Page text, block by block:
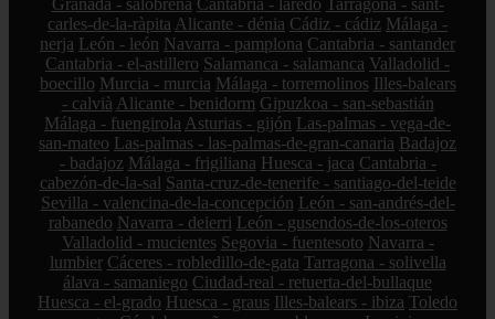
Granada - salobreña Cantabria - laredo Tarragona - sant-
carles-de-la-ràpita Alicante - dénia Cádiz - cádiz Málaga -
nerja León - león Navarra - pamplona Cantabria - santander
Cantabria - el-astillero Salamanca - salamanca Valladolid -
boecillo Murcia - murcia Málaga - torremolinos Illes-balears
- calvià Alicante - benidorm Gipuzkoa - san-sebastián
Málaga - fuengirola Asturias - gijón Las-palmas - vega-de-
san-mateo Las-palmas - las-palmas-de-gran-canaria Badajoz
- badajoz Málaga - frigiliana Huesca - jaca Cantabria -
cabezón-de-la-sal Santa-cruz-de-tenerife - santiago-del-teide
Sevilla - valencina-de-la-concepción León - san-andrés-del-
rabanedo Navarra - deierri León - gusendos-de-los-oteros
Valladolid - mucientes Segovia - fuentesoto Navarra -
lumbier Cáceres - robledillo-de-gata Tarragona - solivella
álava - samaniego Ciudad-real - retuerta-del-bullaque
Huesca - el-grado Huesca - graus Illes-balears - ibiza Toledo